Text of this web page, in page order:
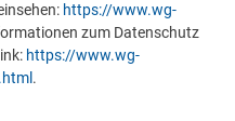
https://www.wg-
zum Datenschutz
https://www.wg-
.